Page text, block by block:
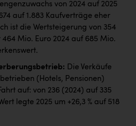
von 2024 auf 2025
auf 1.883 Kaufverträge eher
ist die Wertsteigerung von 354
464 Mio. Euro 2024 auf 685 Mio.
Die Verkäufe
(Hotels, Pensionen)
auf: von 236 (2024) auf 335
legte 2025 um +26,3 % auf 518